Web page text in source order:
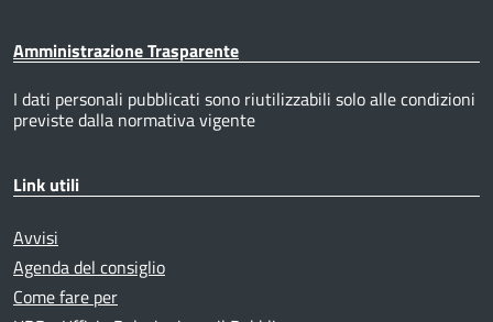
Amministrazione Trasparente
I dati personali pubblicati sono riutilizzabili solo alle condizioni
previste dalla normativa vigente
Link utili
Avvisi
Agenda del consiglio
Come fare per